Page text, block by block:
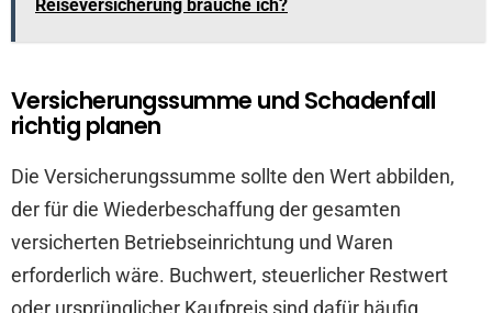
Reiseversicherung brauche ich?
Versicherungssumme und Schadenfall
richtig planen
Die Versicherungssumme sollte den Wert abbilden,
der für die Wiederbeschaffung der gesamten
versicherten Betriebseinrichtung und Waren
erforderlich wäre. Buchwert, steuerlicher Restwert